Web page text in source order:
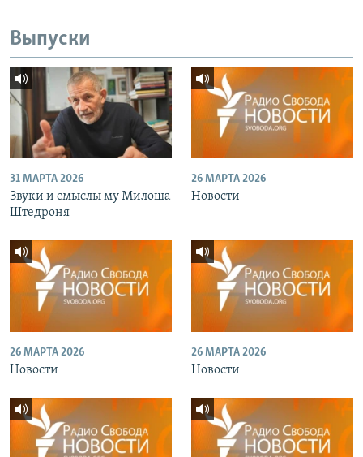
Выпуски
31 МАРТА 2026
Звуки и смыслы му Милоша
Штедроня
26 МАРТА 2026
Новости
26 МАРТА 2026
Новости
26 МАРТА 2026
Новости